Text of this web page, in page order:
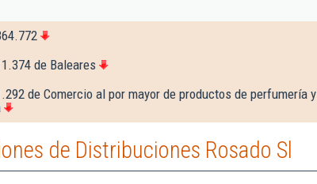
de Baleares
de Comercio al por mayor de productos de perfumería y
de Distribuciones Rosado Sl